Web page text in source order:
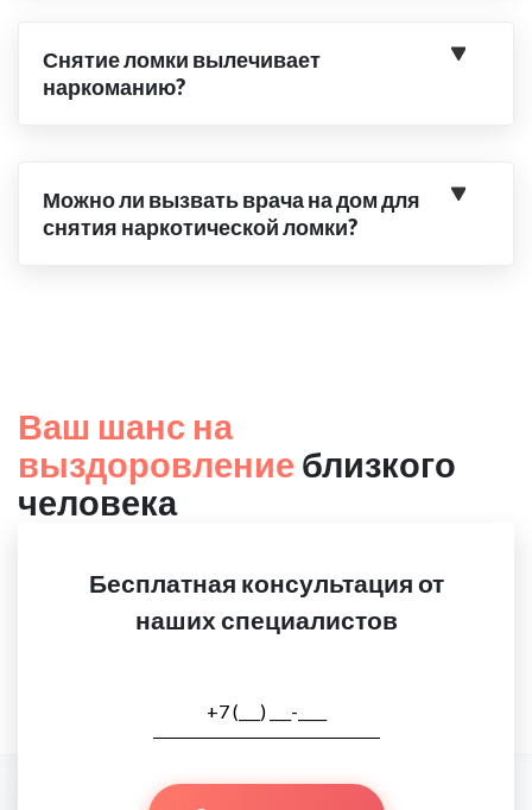
Снятие ломки вылечивает
наркоманию?
Можно ли вызвать врача на дом для
снятия наркотической ломки?
Ваш шанс на
выздоровление близкого
человека
Бесплатная консультация от
наших специалистов